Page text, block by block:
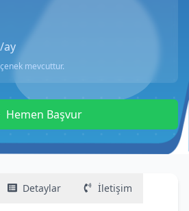
/ay
mevcuttur.
Hemen Başvur
Detaylar İletişim